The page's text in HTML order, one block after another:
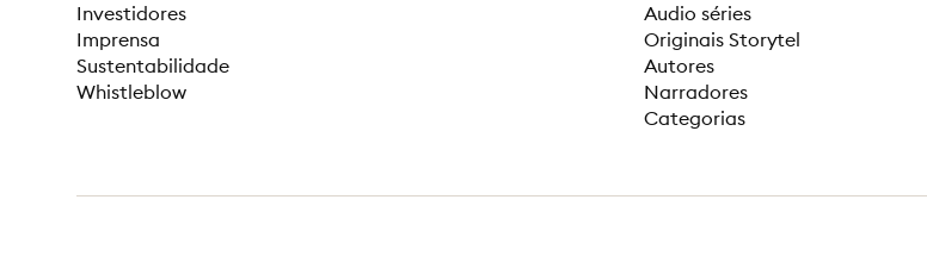
Investidores
Imprensa
Sustentabilidade
Whistleblow
Audio séries
Originais Storytel
Autores
Narradores
Categorias